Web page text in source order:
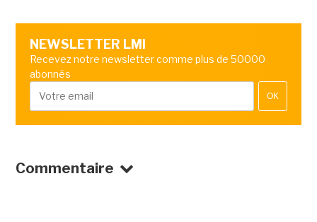
NEWSLETTER LMI
Recevez notre newsletter comme plus de 50000
abonnés
OK
Commentaire